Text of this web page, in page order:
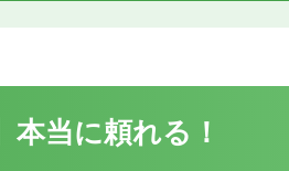
本当に頼れる！